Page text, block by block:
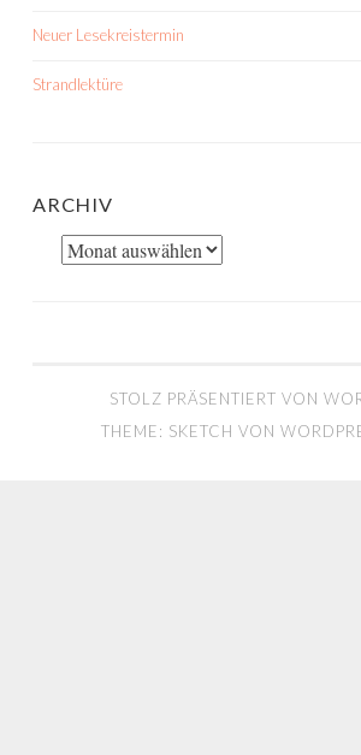
Neuer Lesekreistermin
Strandlektüre
ARCHIV
Archiv
STOLZ PRÄSENTIERT VON
THEME: SKETCH VON